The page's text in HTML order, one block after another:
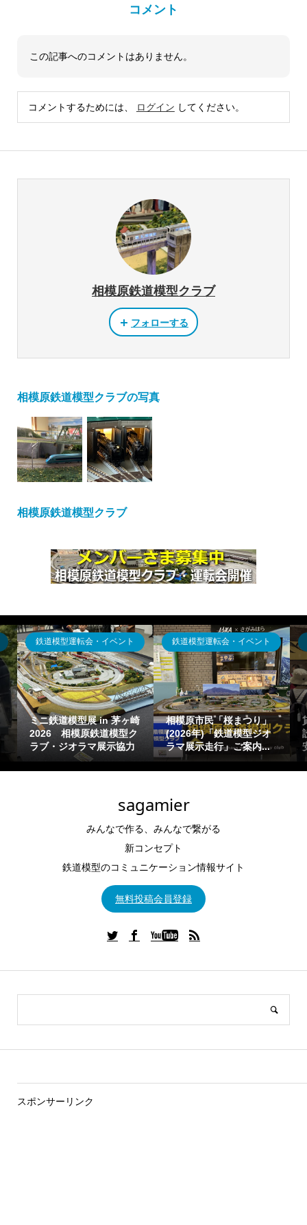
コメント
この記事へのコメントはありません。
コメントするためには、 ログイン してください。
相模原鉄道模型クラブ
フォローする
相模原鉄道模型クラブの写真
相模原鉄道模型クラブ
ジオラマ出張貸出
貸出可能ジオラマ(運搬・
設置タイプ)の概要一覧目
安【鉄道模型Nゲージ出...
ジオラマ出張貸出
体験運転走行型～鉄道模
型イベント設営「ジオラ
マ走行」「お祭り向け...
sagamier
みんなで作る、みんなで繋がる
新コンセプト
鉄道模型のコミュニケーション情報サイト
無料投稿会員登録
スポンサーリンク